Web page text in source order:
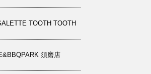
TOOTH TOOTH
須磨店